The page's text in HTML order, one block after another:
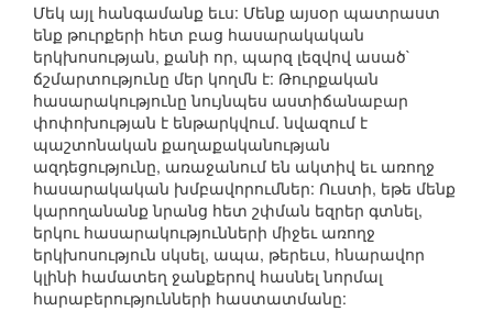
Մեկ այլ հանգամանք եւս: Մենք այսօր պատրաստ
ենք թուրքերի հետ բաց հասարակական
երկխոսության, քանի որ, պարզ լեզվով ասած`
ճշմարտությունը մեր կողմն է: Թուրքական
հասարակությունը նույնպես աստիճանաբար
փոփոխության է ենթարկվում. նվազում է
պաշտոնական քաղաքականության
ազդեցությունը, առաջանում են ակտիվ եւ առողջ
հասարակական խմբավորումներ: Ուստի, եթե մենք
կարողանանք նրանց հետ շփման եզրեր գտնել,
երկու հասարակությունների միջեւ առողջ
երկխոսություն սկսել, ապա, թերեւս, հնարավոր
կլինի համատեղ ջանքերով հասնել նորմալ
հարաբերությունների հաստատմանը: